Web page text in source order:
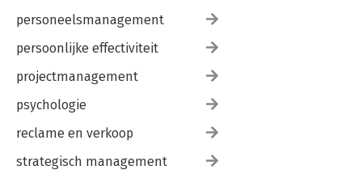
personeelsmanagement
persoonlijke effectiviteit
projectmanagement
psychologie
reclame en verkoop
strategisch management